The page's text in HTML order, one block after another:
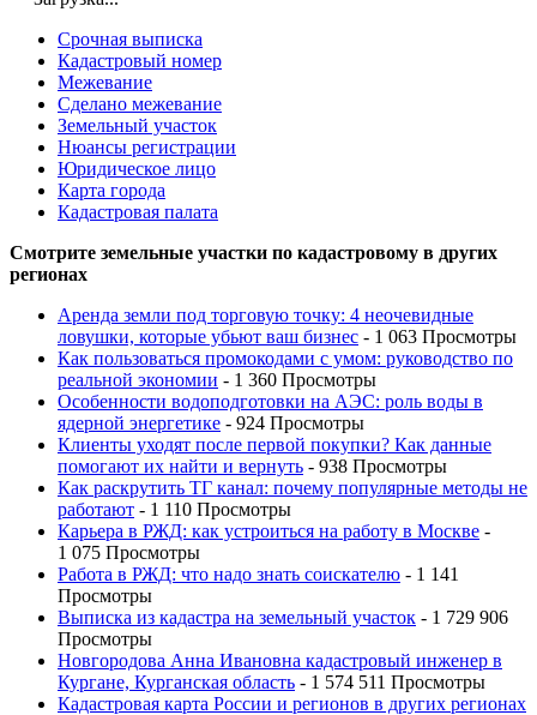
Срочная выписка
Кадастровый номер
Межевание
Сделано межевание
Земельный участок
Нюансы регистрации
Юридическое лицо
Карта города
Кадастровая палата
Смотрите земельные участки по кадастровому в других
регионах
Аренда земли под торговую точку: 4 неочевидные
ловушки, которые убьют ваш бизнес - 1 063 Просмотры
Как пользоваться промокодами с умом: руководство по
реальной экономии - 1 360 Просмотры
Особенности водоподготовки на АЭС: роль воды в
ядерной энергетике - 924 Просмотры
Клиенты уходят после первой покупки? Как данные
помогают их найти и вернуть - 938 Просмотры
Как раскрутить ТГ канал: почему популярные методы не
работают - 1 110 Просмотры
Карьера в РЖД: как устроиться на работу в Москве -
1 075 Просмотры
Работа в РЖД: что надо знать соискателю - 1 141
Просмотры
Выписка из кадастра на земельный участок - 1 729 906
Просмотры
Новгородова Анна Ивановна кадастровый инженер в
Кургане, Курганская область - 1 574 511 Просмотры
Кадастровая карта России и регионов в других регионах